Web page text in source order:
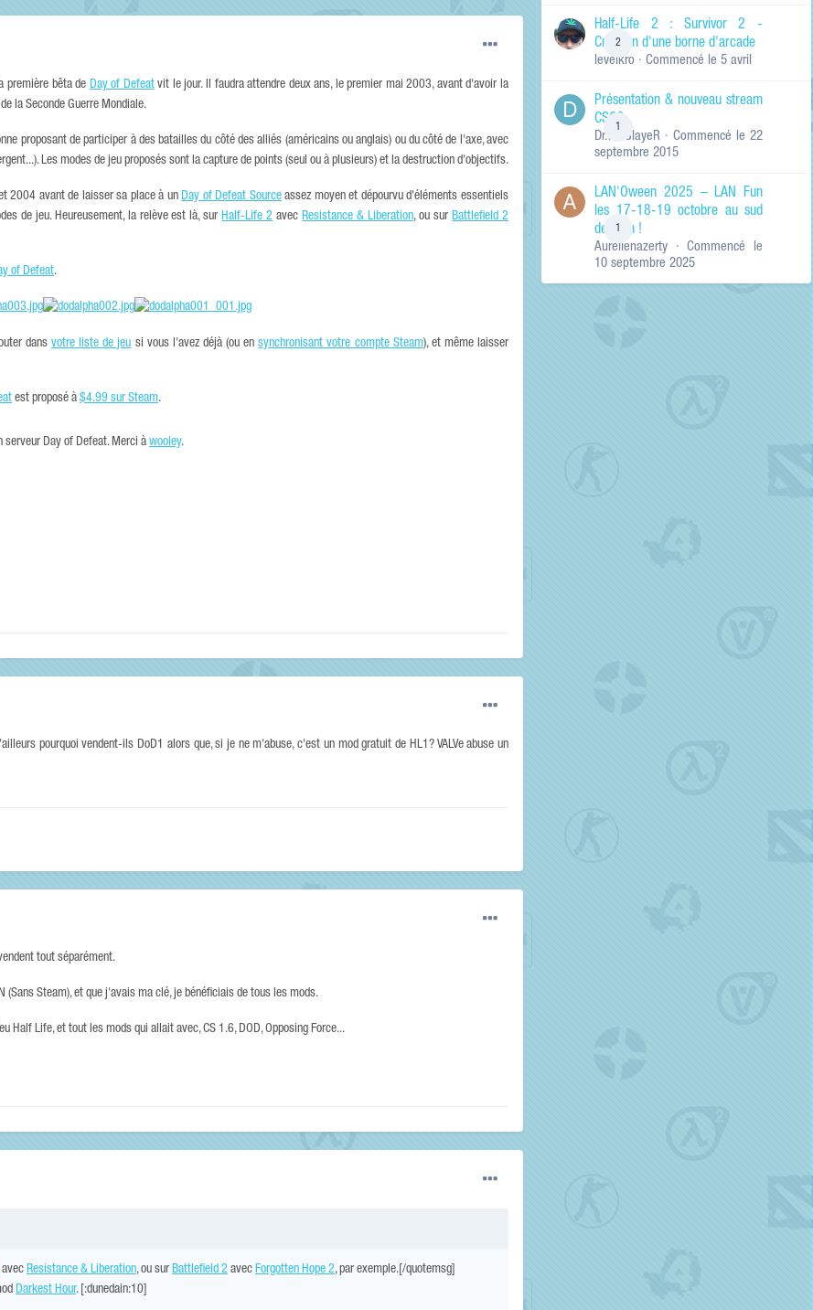
RECHERCHER LES
Titres et corps
Titres des
uniquement
première bêta de Day of Defeatvit le jour. Il faudra attendre deux ans, le premier mai 2003, avant d'avoir la
la Seconde Guerre Mondiale.
proposant de participer à des batailles du côté des alliés (américains ou anglais) ou du côté de l'axe, avec
Les modes de jeu proposés sont la capture de points (seul ou à plusieurs) et la destruction d'objectifs.
2004 avant de laisser sa place à un Day of Defeat Sourceassez moyen et dépourvu d'éléments essentiels
de jeu. Heureusement, la relève est là, sur Half-Life 2 avec Resistance & Liberation, ou sur Battlefield 2
of Defeat.
dansvotre liste de jeu si vous l'avez déjà (ou ensynchronisant votre compte Steam), et même laisser
est proposé à $4.99 sur Steam.
serveur Day of Defeat. Merci à wooley.
pourquoi vendent-ils DoD1 alors que, si je ne m'abuse, c'est un mod gratuit de HL1? VALVe abuse un
tout séparément.
(Sans Steam), et que j'avais ma clé, je bénéficiais de tous les mods.
Half Life, et tout les mods qui allait avec, CS 1.6, DOD, Opposing Force...
avec Resistance & Liberation, ou sur Battlefield 2 avec Forgotten Hope 2, par exemple.[/quotemsg]
Darkest Hour. [:dunedain:10]
2
Half-Life 2 : Survivor 2 -
Création d'une borne d'arcade
levelkro · Commencé le 5 avril
1
Présentation & nouveau stream
CSGO
Dr.KinSlayeR · Commencé le 22
septembre 2015
1
LAN'Oween 2025 – LAN Fun
les 17-18-19 octobre au sud
de Lyon !
Aurelienazerty · Commencé le
10 septembre 2025